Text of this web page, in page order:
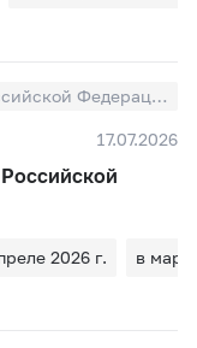
О развитии банковского сектора Российской Федерации
17.07.2026
2026 г.
в